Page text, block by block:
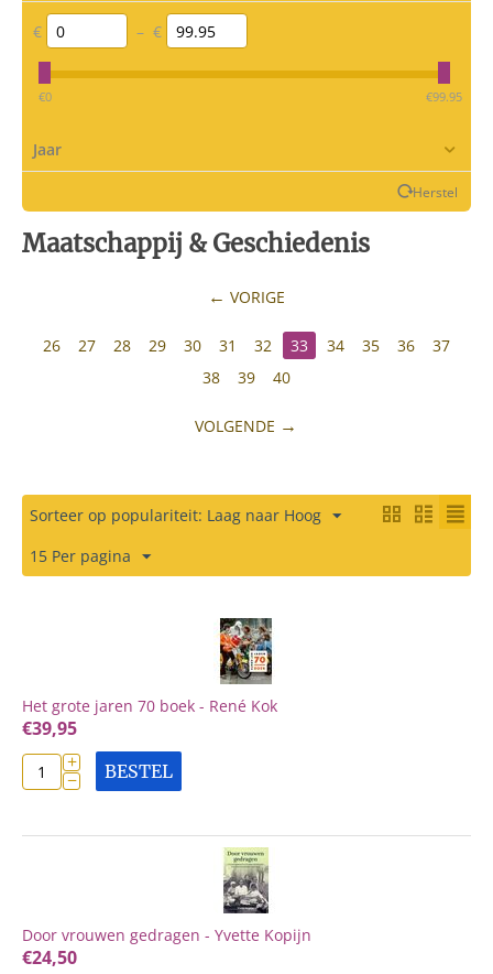
€ – €
‎€0 ‎€99.95
Jaar
Herstel
Maatschappij & Geschiedenis
VORIGE
26 27 28 29 30 31 32 33 34 35 36
37
38
39 40
VOLGENDE
Sorteer op populariteit: Laag naar Hoog
15 Per pagina
Het grote jaren 70 boek - René Kok
€39,95
+
− BESTEL
Door vrouwen gedragen - Yvette Kopijn
€24,50